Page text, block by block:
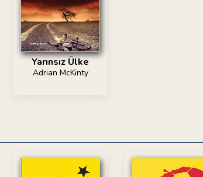
Yarınsız Ülke
Adrian McKinty